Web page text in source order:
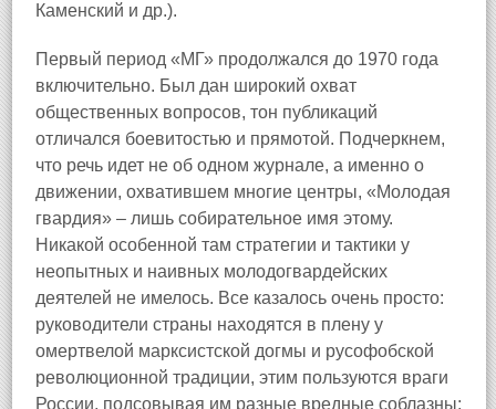
Каменский и др.).
Первый период «МГ» продолжался до 1970 года
включительно. Был дан широкий охват
общественных вопросов, тон публикаций
отличался боевитостью и прямотой. Подчеркнем,
что речь идет не об одном журнале, а именно о
движении, охватившем многие центры, «Молодая
гвардия» – лишь собирательное имя этому.
Никакой особенной там стратегии и тактики у
неопытных и наивных молодогвардейских
деятелей не имелось. Все казалось очень просто:
руководители страны находятся в плену у
омертвелой марксистской догмы и русофобской
революционной традиции, этим пользуются враги
России, подсовывая им разные вредные соблазны;